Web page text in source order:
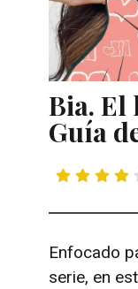
Bia. El
Guía
Enfocado
serie, en